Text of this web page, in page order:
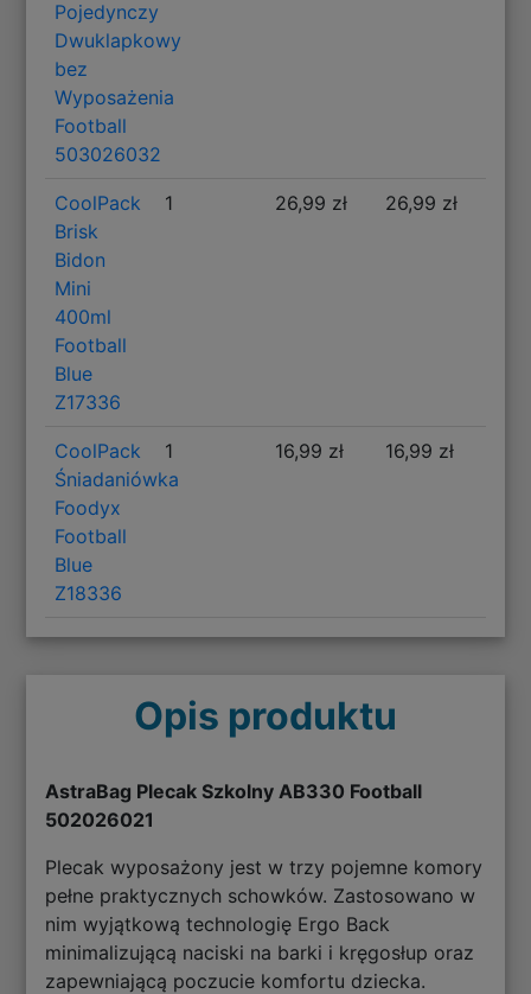
Pojedynczy
Dwuklapkowy
bez
Wyposażenia
Football
503026032
CoolPack
Brisk
Bidon
Mini
400ml
Football
Blue
Z17336
1 26,99 zł 26,99 zł
CoolPack
Śniadaniówka
Foodyx
Football
Blue
Z18336
1 16,99 zł 16,99 zł
Opis produktu
AstraBag Plecak Szkolny AB330 Football
502026021
Plecak wyposażony jest w trzy pojemne komory
pełne praktycznych schowków. Zastosowano w
nim wyjątkową technologię Ergo Back
minimalizującą naciski na barki i kręgosłup oraz
zapewniającą poczucie komfortu dziecka.